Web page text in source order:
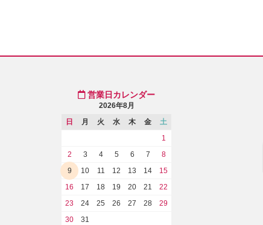
営業日カレンダー
2026年8月
日
月 火 水 木 金
土
1
2
3 4 5 6 7
8
9
10 11 12 13 14
15
16
17 18 19 20 21
22
23
24 25 26 27 28
29
30
31